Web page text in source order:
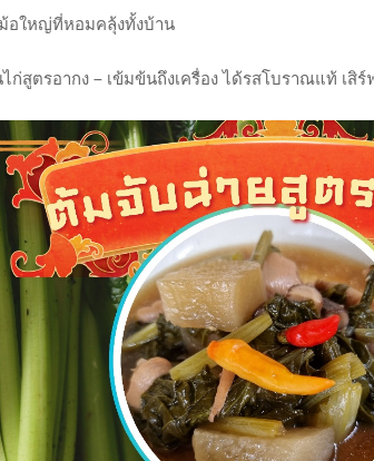
ม้อใหญ่ที่หอมคลุ้งทั้งบ้าน
ก่สูตรอากง – เข้มข้นถึงเครื่อง ได้รสโบราณแท้ เสิ